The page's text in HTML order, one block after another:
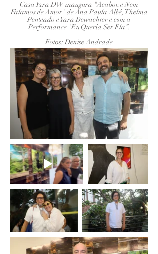
Casa Yara DW inaugura "Acabou e Nem
Falamos de Amor" de Ana Paula Albé, Thelma
Penteado e Yara Dewachter e com a
Performance "Eu Queria Ser Ela”.
Fotos: Denise Andrade